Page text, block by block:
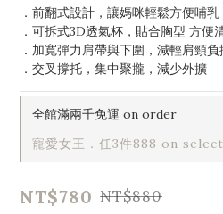
．前翻式設計，讓媽咪輕鬆方便哺乳
．可拆式3D透氣杯，貼合胸型 方便
．加寬彈力肩帶與下圍，減輕肩頸
．交叉撐托，集中聚攏，減少外擴
全館滿兩千免運 on order
寵愛女王．任3件888 on
NT$780 NT$880